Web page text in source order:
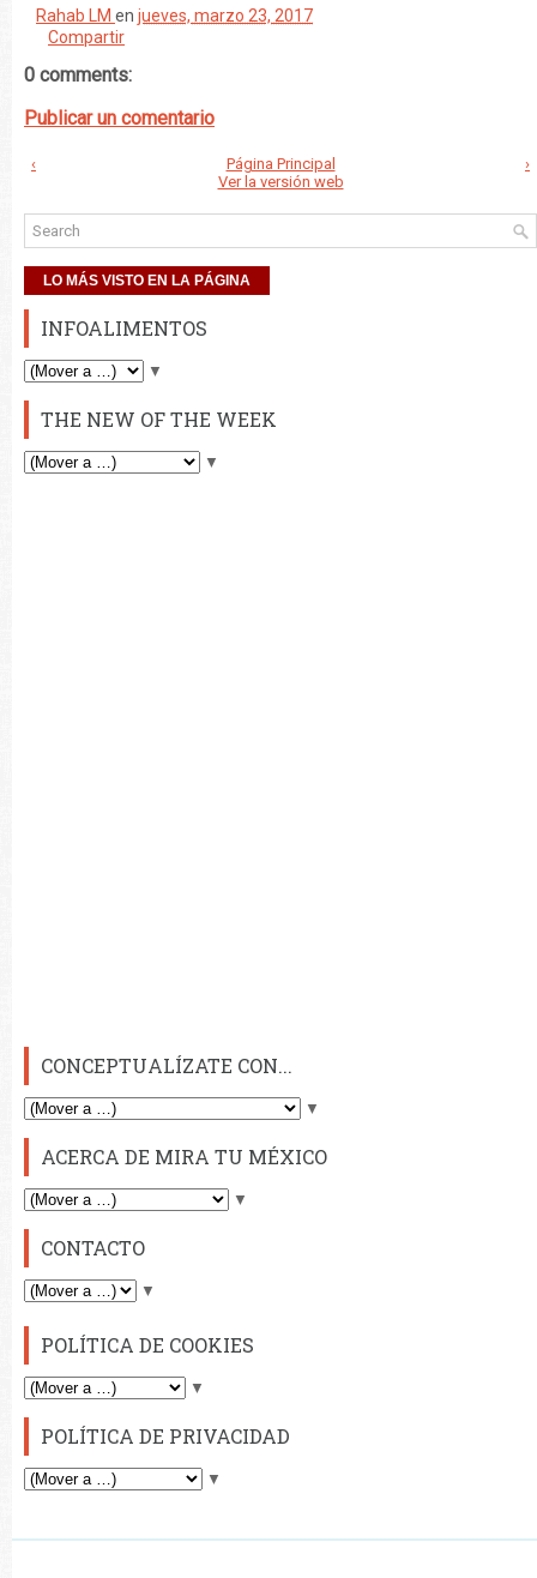
Rahab LM en jueves, marzo 23, 2017
Compartir
0 comments:
Publicar un comentario
‹ ›
Página Principal
Ver la versión web
LO MÁS VISTO EN LA PÁGINA
INFOALIMENTOS
▼
THE NEW OF THE WEEK
▼
CONCEPTUALÍZATE CON...
▼
ACERCA DE MIRA TU MÉXICO
▼
CONTACTO
▼
POLÍTICA DE COOKIES
▼
POLÍTICA DE PRIVACIDAD
▼